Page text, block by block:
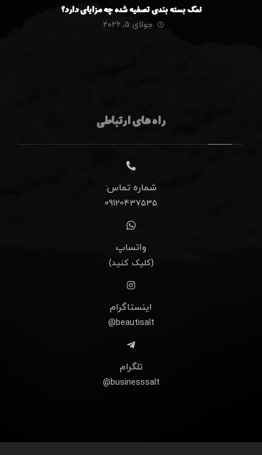
نمک بسته بندی تصفیه شده چه مزایای دارد؟
جولای ۵, ۲۰۲۶
راه های ارتباطی
شماره تماس:
09120437535
واتساپ
(کلیک کنید)
اینستاگرام
beautisalt@
تلگرام
businesssalt@